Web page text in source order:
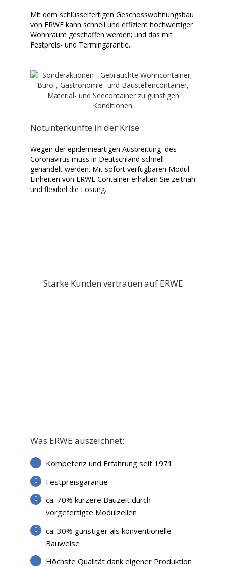
Mit dem schlüsselfertigen Geschosswohnungsbau
von ERWE kann schnell und effizient hochwertiger
Wohnraum geschaffen werden; und das mit
Festpreis- und Termingarantie.
Notunterkünfte in der Krise
Wegen der epidemieartigen Ausbreitung des
Coronavirus muss in Deutschland schnell
gehandelt werden. Mit sofort verfügbaren Modul-
Einheiten von ERWE Container erhalten Sie zeitnah
und flexibel die Lösung.
Starke Kunden vertrauen auf ERWE
Was ERWE auszeichnet:
Kompetenz und Erfahrung seit 1971
Festpreisgarantie
ca. 70% kürzere Bauzeit durch
vorgefertigte Modulzellen
ca. 30% günstiger als konventionelle
Bauweise
Höchste Qualität dank eigener Produktion